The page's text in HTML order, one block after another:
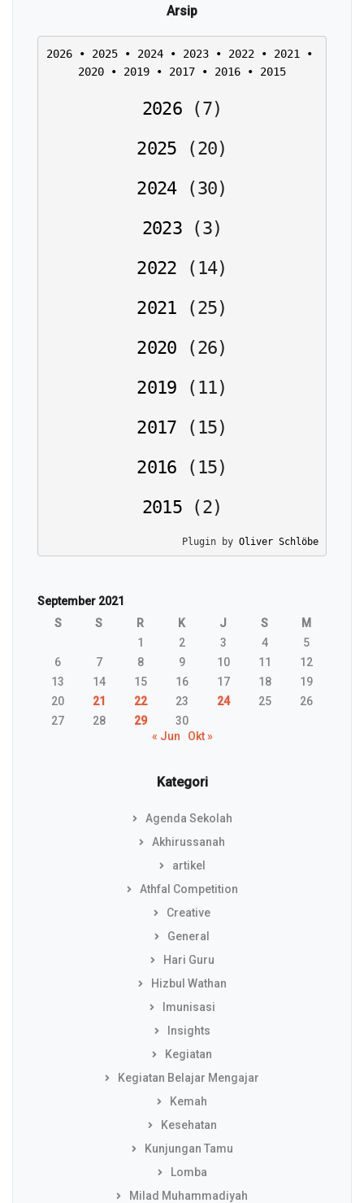
Arsip
2026 • 2025 • 2024 • 2023 • 2022 • 2021
2020 • 2019 • 2017 • 2016 • 2015
2026 (7)
2025
(20)
2024
(30)
2023
(3)
2022
( 14)
2021
(25)
2020
(26)
2019
( 11)
2017
( 15)
2016
( 15)
2015
(2)
Plugin by Oliver Schlöbe
September 2021
S
S R K J S
M
1
2 3 4
5
6
7 8 9 10 11
12
13
14 15 16 17 18
19
20
21 22 23 24 25
26
27
28 29
30
« Jun
Okt »
Kategori
Agenda Sekolah
Akhirussanah
artikel
Athfal Competition
Creative
General
Hari Guru
Hizbul Wathan
Imunisasi
Insights
Kegiatan
Kegiatan Belajar Mengajar
Kemah
Kesehatan
Kunjungan Tamu
Lomba
Milad Muhammadiyah